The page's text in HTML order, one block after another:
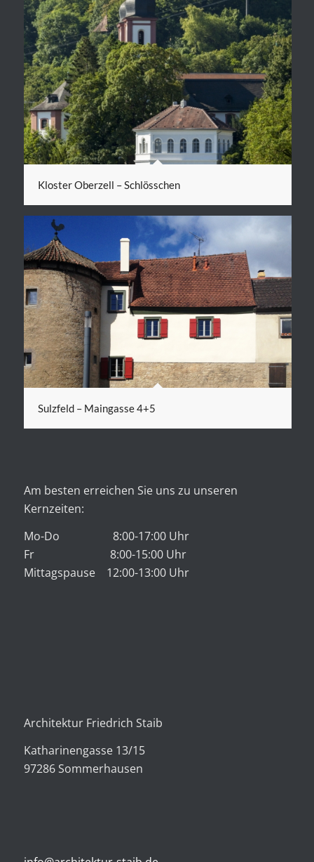
Kloster Oberzell – Schlösschen
Sulzfeld – Maingasse 4+5
Am besten erreichen Sie uns zu unseren
Kernzeiten:
Mo-Do 8:00-17:00 Uhr
Fr 8:00-15:00 Uhr
Mittagspause 12:00-13:00 Uhr
Architektur Friedrich Staib
Katharinengasse 13/15
97286 Sommerhausen